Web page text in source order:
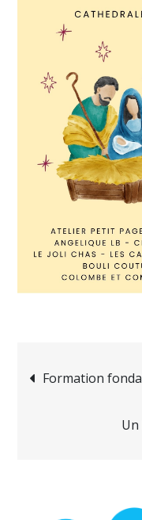
Formation